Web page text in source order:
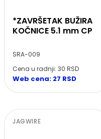
*ZAVRŠETAK BUŽIRA
KOČNICE 5.1 mm CP
SRA-009
Cena u radnji: 30 RSD
Web cena: 27 RSD
JAGWIRE